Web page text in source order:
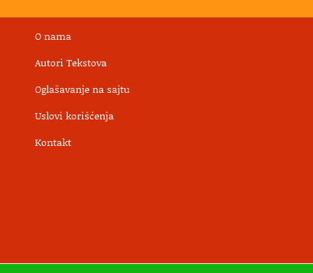
O nama
Autori Tekstova
Oglašavanje na sajtu
Uslovi korišćenja
Kontakt